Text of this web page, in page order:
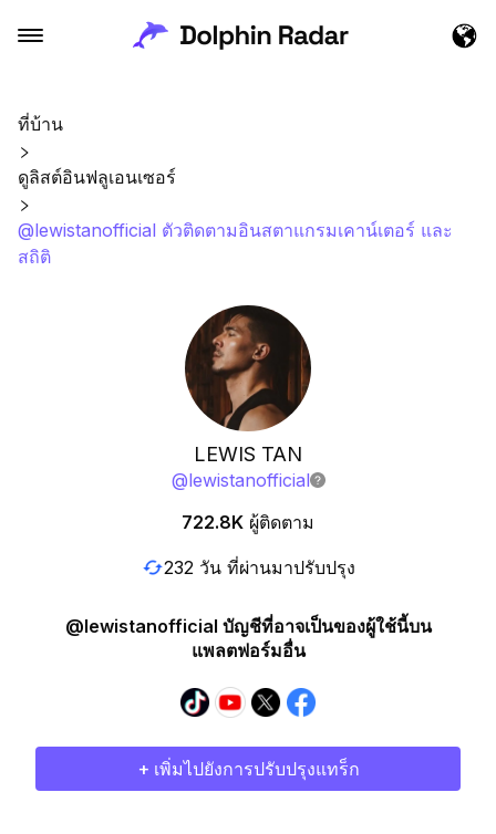
ที่บ้าน
ดูลิสต์อินฟลูเอนเซอร์
@lewistanofficial ตัวติดตามอินสตาแกรมเคาน์เตอร์ และ
สถิติ
LEWIS TAN
@lewistanofficial
722.8K ผู้ติดตาม
232 วัน ที่ผ่านมาปรับปรุง
@lewistanofficial บัญชีที่อาจเป็นของผู้ใช้นี้บน
แพลตฟอร์มอื่น
+ เพิ่มไปยังการปรับปรุงแทร็ก